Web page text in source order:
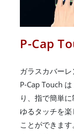
P-Cap
ガラスカバー
P-Cap Touch
り、指で簡単
ゆるタッチを
ことができま